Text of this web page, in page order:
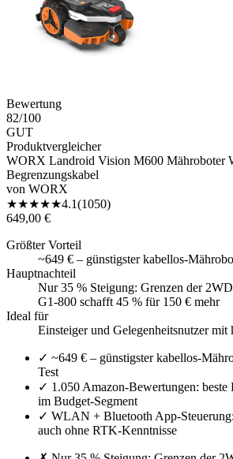
Bewertung
82/100
GUT
Produktvergleicher
WORX Landroid Vision M600 Mähroboter
Begrenzungskabel
von WORX
★★★★★4.1(1050)
649,00 €
Größter Vorteil
~649 € – günstigster kabellos-
Hauptnachteil
Nur 35 % Steigung: Grenzen der
G1-800 schafft 45 % für 150 € mehr
Ideal für
Einsteiger und Gelegenheitsnutzer mit
✓ ~649 € – günstigster kabellos-
Test
✓ 1.050 Amazon-Bewertungen: beste
im Budget-Segment
✓ WLAN + Bluetooth App-
auch ohne RTK-Kenntnisse